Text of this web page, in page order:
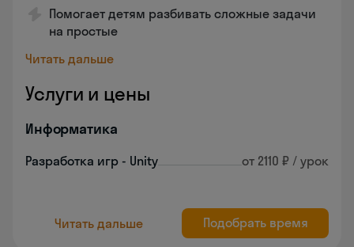
Помогает детям разбивать сложные задачи
на простые
Читать дальше
Услуги и цены
Информатика
Разработка игр - Unity от 2110 ₽ / урок
Читать дальше Подобрать время